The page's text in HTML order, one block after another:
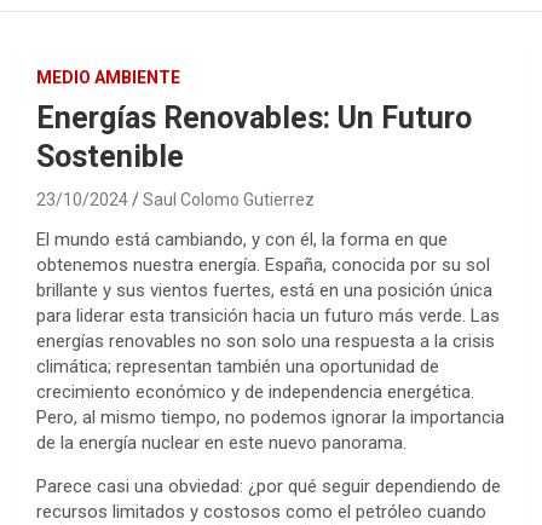
MEDIO AMBIENTE
Energías Renovables: Un Futuro
Sostenible
23/10/2024 Saul Colomo Gutierrez
El mundo está cambiando, y con él, la forma en que
obtenemos nuestra energía. España, conocida por su sol
brillante y sus vientos fuertes, está en una posición única
para liderar esta transición hacia un futuro más verde. Las
energías renovables no son solo una respuesta a la crisis
climática; representan también una oportunidad de
crecimiento económico y de independencia energética.
Pero, al mismo tiempo, no podemos ignorar la importancia
de la energía nuclear en este nuevo panorama.
Parece casi una obviedad: ¿por qué seguir dependiendo de
recursos limitados y costosos como el petróleo cuando